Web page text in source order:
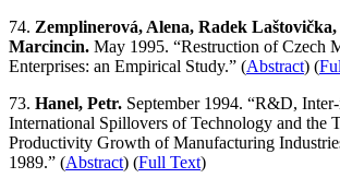
74. Zemplinerová, Alena, Radek
Marcincin. May 1995. “Restruction of Czech
Enterprises: an Empirical Study.” (Abstract) (
73. Hanel, Petr. September 1994. “R&D,
International Spillovers of Technology and the
Productivity Growth of Manufacturing
1989.” (Abstract) (Full Text)